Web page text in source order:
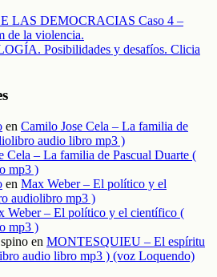
LAS DEMOCRACIAS Caso 4 –
de la violencia.
Posibilidades y desafíos. Clicia
en Camilo Jose Cela – La familia de
audio libro mp3 )
Cela – La familia de Pascual Duarte (
mp3 )
en Max Weber – El político y el
audiolibro mp3 )
Weber – El político y el científico (
mp3 )
en MONTESQUIEU – El espíritu
audio libro mp3 ) (voz Loquendo)